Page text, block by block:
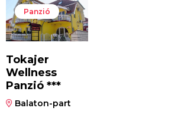
Panzió
Tokajer
Wellness
Panzió ***
Balaton-part